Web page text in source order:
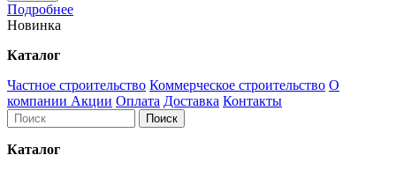
Подробнее
Новинка
Каталог
Частное строительство Коммерческое строительство О
компании Акции Оплата Доставка Контакты
Каталог